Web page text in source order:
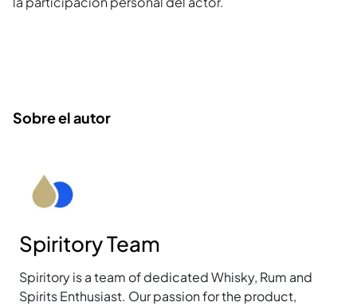
Sobre el autor
Spiritory Team
Spiritory is a team of dedicated Whisky, Rum and
Spirits Enthusiast. Our passion for the product,